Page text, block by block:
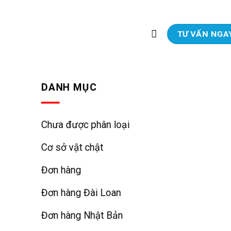
TƯ VẤN
DANH MỤC
Chưa được phân loại
Cơ sở vật chật
Đơn hàng
Đơn hàng Đài Loan
Đơn hàng Nhật Bản